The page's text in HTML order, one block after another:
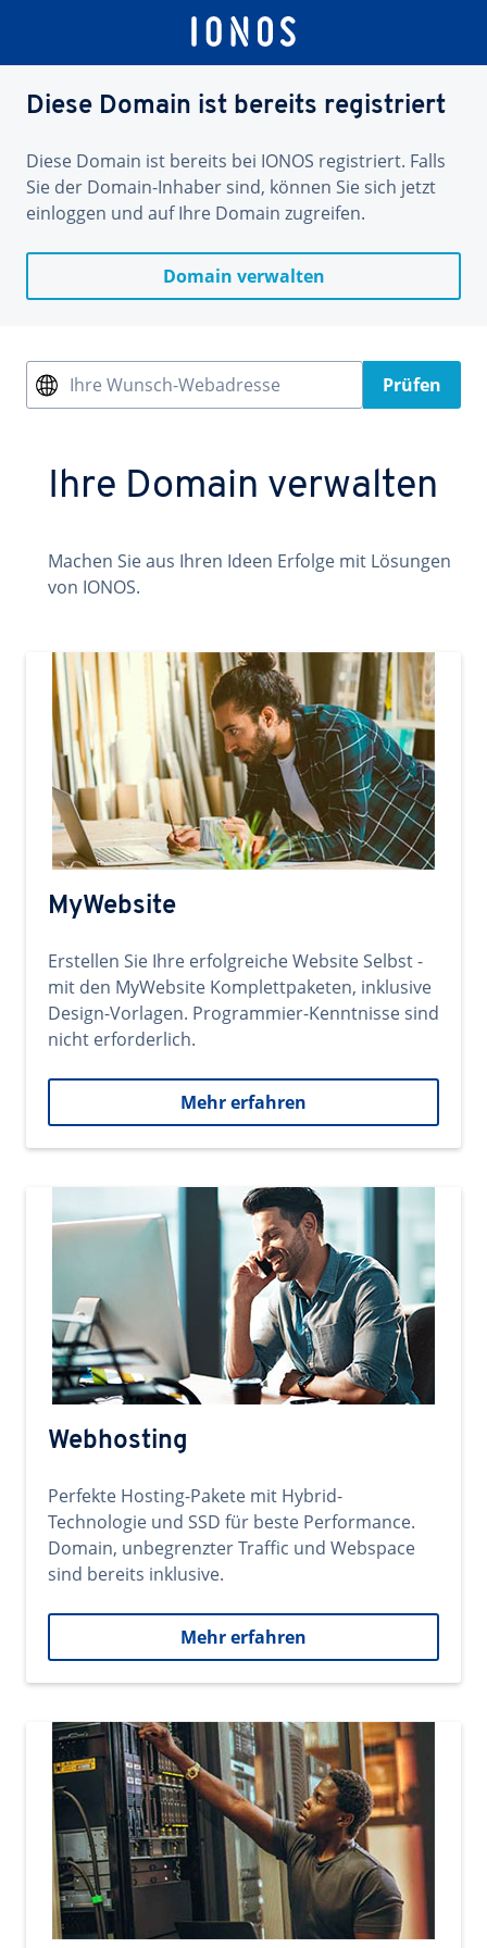
Diese Domain ist bereits registriert
Diese Domain ist bereits bei IONOS registriert. Falls
Sie der Domain-Inhaber sind, können Sie sich jetzt
einloggen und auf Ihre Domain zugreifen.
Domain verwalten
Ihre Wunsch-Webadresse Prüfen
Ihre Domain verwalten
Machen Sie aus Ihren Ideen Erfolge mit Lösungen
von IONOS.
MyWebsite
Erstellen Sie Ihre erfolgreiche Website Selbst -
mit den MyWebsite Komplettpaketen, inklusive
Design-Vorlagen. Programmier-Kenntnisse sind
nicht erforderlich.
Mehr erfahren
Webhosting
Perfekte Hosting-Pakete mit Hybrid-
Technologie und SSD für beste Performance.
Domain, unbegrenzter Traffic und Webspace
sind bereits inklusive.
Mehr erfahren